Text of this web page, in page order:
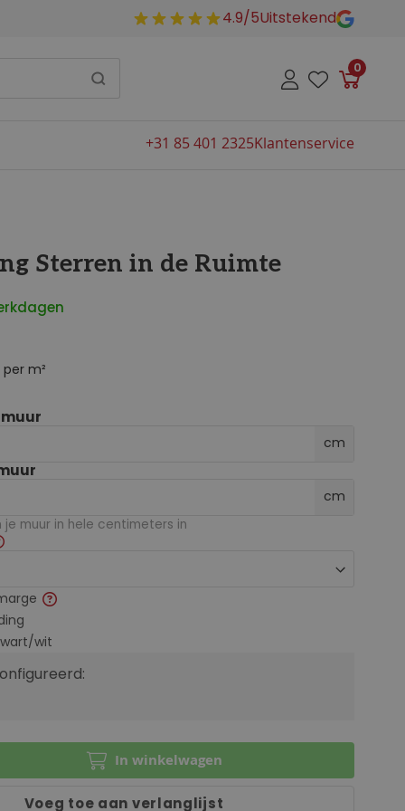
4.9/5Uitstekend
0
+31 85 401 2325Klantenservice
Sterren in de Ruimte
per m²
cm
cm
muur in hele centimeters in
wit
In winkelwagen
Voeg toe aan verlanglijst